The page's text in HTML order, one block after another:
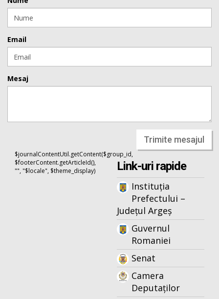
Email
Mesaj
Trimite mesajul
$journalContentUtil.getContent($group_id,
$footerContent.getArticleId(),
"", "$locale", $theme_display)
Link-uri rapide
Instituția
Prefectului –
Județul Argeș
Guvernul
Romaniei
Senat
Camera
Deputaților